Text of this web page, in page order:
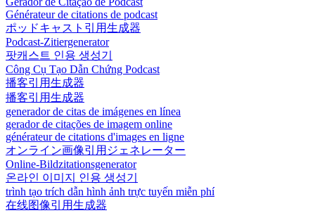
Générateur de citations de podcast
ポッドキャスト引用生成器
Podcast-Zitiergenerator
팟캐스트 인용 생성기
Công Cụ Tạo Dẫn Chứng Podcast
播客引用生成器
播客引用生成器
generador de citas de imágenes en línea
gerador de citações de imagem online
générateur de citations d'images en ligne
オンライン画像引用ジェネレーター
Online-Bildzitationsgenerator
온라인 이미지 인용 생성기
trình tạo trích dẫn hình ảnh trực tuyến miễn phí
在线图像引用生成器